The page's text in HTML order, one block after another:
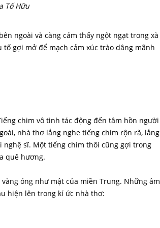
Tố Hữu
ngoài và càng cảm thấy ngột ngạt trong xà
tố gợi mở để mạch cảm xúc trào dâng mãnh
chim vô tình tác động đến tâm hồn người
nhà thơ lắng nghe tiếng chim rộn rã, lắng
sĩ. Một tiếng chim thôi cũng gợi trong
quê hương.
óng như mật của miền Trung. Những âm
hiện lên trong kí ức nhà thơ: